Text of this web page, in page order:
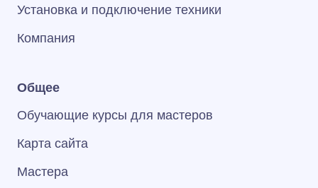
Установка и подключение техники
Компания
Общее
Обучающие курсы для мастеров
Карта сайта
Мастера